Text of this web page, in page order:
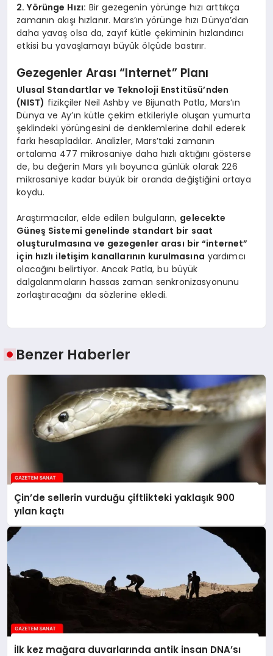
2. Yörünge Hızı: Bir gezegenin yörünge hızı arttıkça
zamanın akışı hızlanır. Mars’ın yörünge hızı Dünya’dan
daha yavaş olsa da, zayıf kütle çekiminin hızlandırıcı
etkisi bu yavaşlamayı büyük ölçüde bastırır.
Gezegenler Arası “Internet” Planı
Ulusal Standartlar ve Teknoloji Enstitüsü’nden
(NIST) fizikçiler Neil Ashby ve Bijunath Patla, Mars’ın
Dünya ve Ay’ın kütle çekim etkileriyle oluşan yumurta
şeklindeki yörüngesini de denklemlerine dahil ederek
farkı hesapladılar. Analizler, Mars’taki zamanın
ortalama 477 mikrosaniye daha hızlı aktığını gösterse
de, bu değerin Mars yılı boyunca günlük olarak 226
mikrosaniye kadar büyük bir oranda değiştiğini ortaya
koydu.
Araştırmacılar, elde edilen bulguların, gelecekte
Güneş Sistemi genelinde standart bir saat
oluşturulmasına ve gezegenler arası bir “internet”
için hızlı iletişim kanallarının kurulmasına yardımcı
olacağını belirtiyor. Ancak Patla, bu büyük
dalgalanmaların hassas zaman senkronizasyonunu
zorlaştıracağını da sözlerine ekledi.
Benzer Haberler
Çin’de sellerin vurduğu çiftlikteki yaklaşık 900
yılan kaçtı
İlk kez mağara duvarlarında antik insan DNA’sı